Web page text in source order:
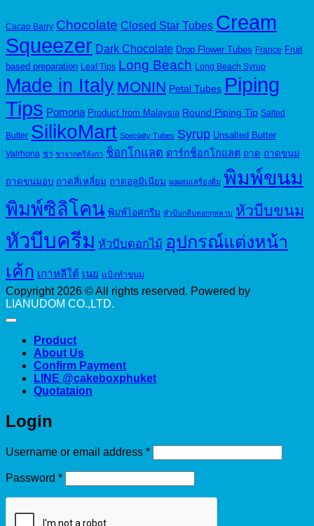
Cacao Barry Chocolate Closed Star Tubes Cream
Squeezer Dark Chocolate Drop Flower Tubes France Fruit
based preparation Leaf Tips Long Beach Long Beach Syrup
Made in Italy MONIN Petal Tubes Piping
Tips Pomona Product from Malaysia Round Piping Tip Salted
Butter SilikoMart Specialty Tubes Syrup Unsalted Butter
Valrhona ชา ชาจากศรีลังกา ช็อกโกแลต ดาร์กช็อกโกแลต ถาด ถาดขนม
ถาดขนมอบ ถาดสี่เหลี่ยม ถาดอลูมิเนียม ผงผสมเครื่องดื่ม พิมพ์ขนม
พิมพ์ซิลิโคน พิมพ์ไอศกรีม หัวบีบกลีบดอกกุหลาบ หัวบีบขนม
หัวบีบครีม หัวบีบดอกไม้ อุปกรณ์แต่งหน้า
เค้ก เกาหลีใต้ เนย แป้งทำขนม
Copyright 2026 © All rights reserved. Powered by
LIANUDOM CO.,LTD.
Product
About Us
Confirm Payment
LINE @cakeboxphuket
Quotataion
Login
Username or email address *Required
Password *Required